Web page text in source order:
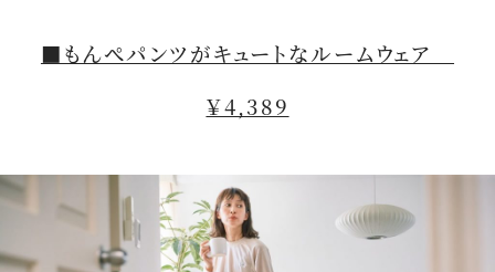
■もんぺパンツがキュートなルームウェア
￥4,389